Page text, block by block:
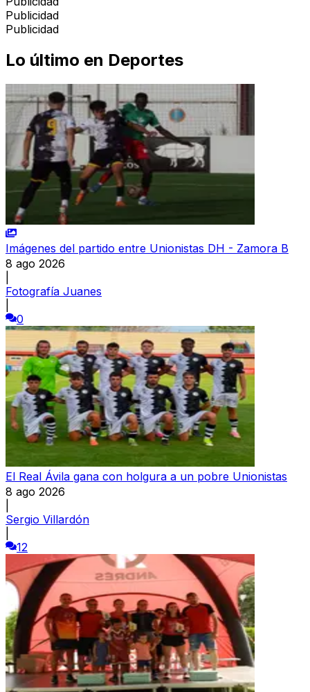
Publicidad
Publicidad
Lo último en Deportes
Imágenes del partido entre Unionistas DH - Zamora B
8 ago 2026
Fotografía Juanes
0
El Real Ávila gana con holgura a un pobre Unionistas
8 ago 2026
Sergio Villardón
12